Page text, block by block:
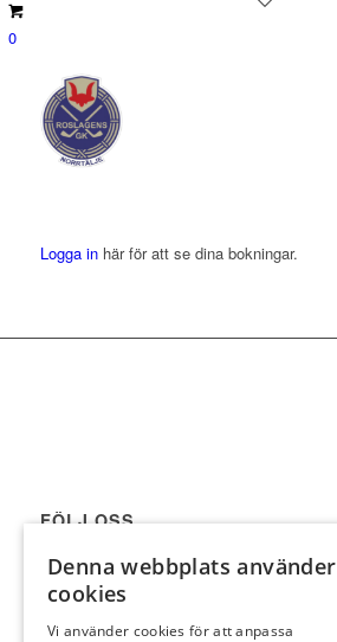
0
Logga inhär för att se dina bokningar.
FÖLJ OSS
Denna webbplats använder
cookies
Vi använder cookies för att anpassa